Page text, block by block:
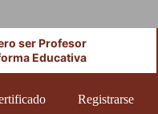
ser Profesor
Educativa
Registrarse